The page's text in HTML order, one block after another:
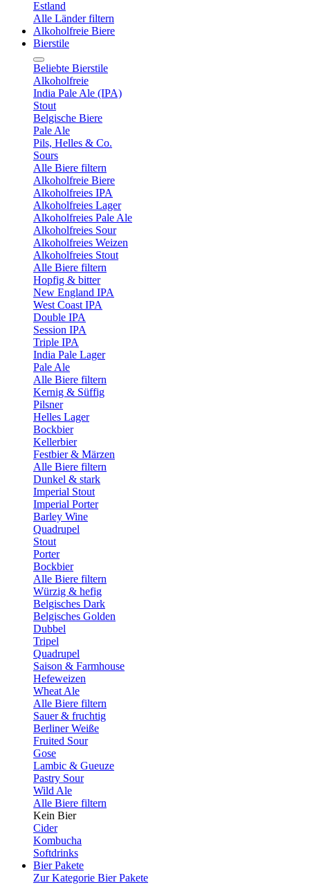
Estland
Alle Länder filtern
Alkoholfreie Biere
Bierstile
Beliebte Bierstile
Alkoholfreie
India Pale Ale (IPA)
Stout
Belgische Biere
Pale Ale
Pils, Helles & Co.
Sours
Alle Biere filtern
Alkoholfreie Biere
Alkoholfreies IPA
Alkoholfreies Lager
Alkoholfreies Pale Ale
Alkoholfreies Sour
Alkoholfreies Weizen
Alkoholfreies Stout
Alle Biere filtern
Hopfig & bitter
New England IPA
West Coast IPA
Double IPA
Session IPA
Triple IPA
India Pale Lager
Pale Ale
Alle Biere filtern
Kernig & Süffig
Pilsner
Helles Lager
Bockbier
Kellerbier
Festbier & Märzen
Alle Biere filtern
Dunkel & stark
Imperial Stout
Imperial Porter
Barley Wine
Quadrupel
Stout
Porter
Bockbier
Alle Biere filtern
Würzig & hefig
Belgisches Dark
Belgisches Golden
Dubbel
Tripel
Quadrupel
Saison & Farmhouse
Hefeweizen
Wheat Ale
Alle Biere filtern
Sauer & fruchtig
Berliner Weiße
Fruited Sour
Gose
Lambic & Gueuze
Pastry Sour
Wild Ale
Alle Biere filtern
Kein Bier
Cider
Kombucha
Softdrinks
Bier Pakete
Zur Kategorie Bier Pakete